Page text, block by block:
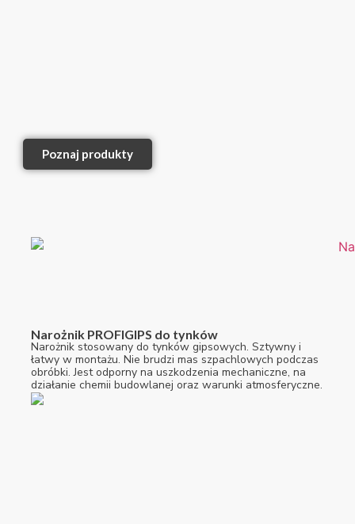
Poznaj produkty
Narożnik PROFIGIPS do tynków
Narożnik stosowany do tynków gipsowych. Sztywny i
łatwy w montażu. Nie brudzi mas szpachlowych podczas
obróbki. Jest odporny na uszkodzenia mechaniczne, na
działanie chemii budowlanej oraz warunki atmosferyczne.